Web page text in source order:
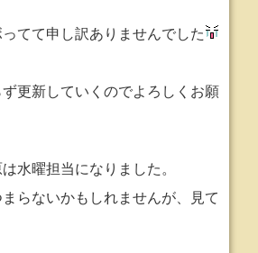
てて申し訳ありませんでした
更新していくのでよろしくお願
水曜担当になりました。
らないかもしれませんが、見て